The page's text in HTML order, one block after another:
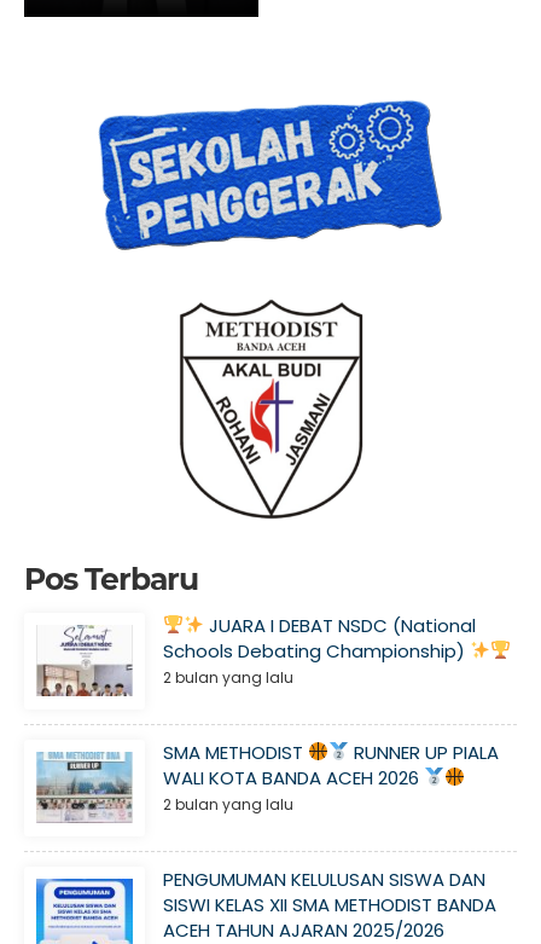
Pos Terbaru
JUARA I DEBAT NSDC (National
Schools Debating Championship)
2 bulan yang lalu
SMA METHODIST
RUNNER UP PIALA
WALI KOTA BANDA ACEH 2026
2 bulan yang lalu
PENGUMUMAN KELULUSAN SISWA DAN
SISWI KELAS XII SMA METHODIST BANDA
ACEH TAHUN AJARAN 2025/2026